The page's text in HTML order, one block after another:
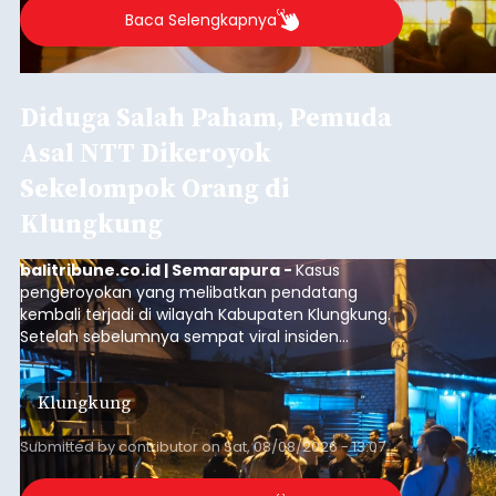
Baca Selengkapnya
Diduga Salah Paham, Pemuda
Asal NTT Dikeroyok
Sekelompok Orang di
Klungkung
balitribune.co.id | Semarapura -Kasus
pengeroyokan yang melibatkan pendatang
kembali terjadi di wilayah Kabupaten Klungkung.
Setelah sebelumnya sempat viral insiden
keributan di barat Pasar Galiran, peristiwa serupa
kini menimpa seorang pemuda asal Kabupaten
Sumba Barat Daya (SBD), Nusa Tenggara Timur
(NTT).
Klungkung
Submitted bycontributoronSat, 08/08/2026 - 13:07